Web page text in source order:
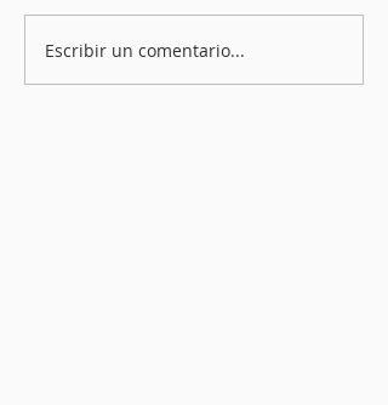
Escribir un comentario...